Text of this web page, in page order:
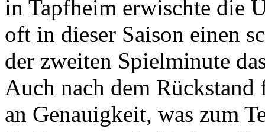
in Tapfheim erwischte die
oft in dieser Saison einen
der zweiten Spielminute
Auch nach dem
an Genauigkeit, was zum